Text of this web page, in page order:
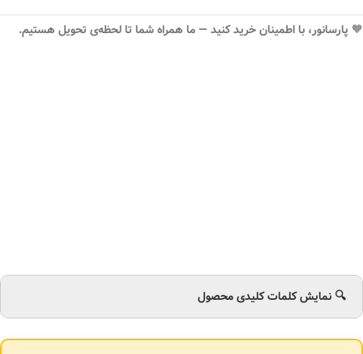
🧡 پارسانور، با اطمینان خرید کنید — ما همراه شما تا لحظه‌ی تحویل هستیم.
🔍 نمایش کلمات کلیدی محصول